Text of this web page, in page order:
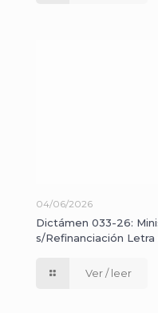
04/06/2026
Dictámen 033-26:
s/Refinanciación
Ver / leer